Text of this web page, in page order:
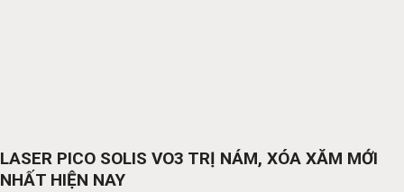
LASER PICO SOLIS VO3 TRỊ NÁM, XÓA XĂM MỚI
NHẤT HIỆN NAY